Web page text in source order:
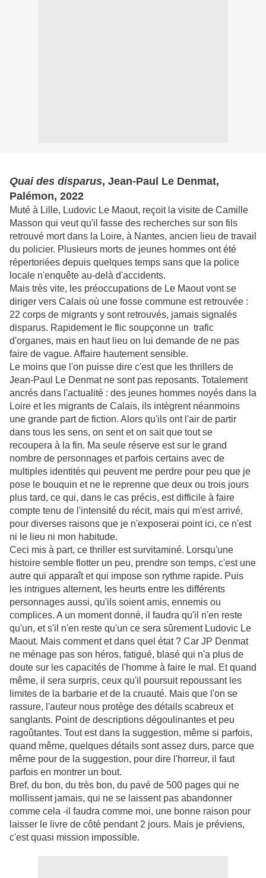
Quai des disparus, Jean-Paul Le Denmat,
Palémon, 2022
Muté à Lille, Ludovic Le Maout, reçoit la visite de Camille
Masson qui veut qu'il fasse des recherches sur son fils
retrouvé mort dans la Loire, à Nantes, ancien lieu de travail
du policier. Plusieurs morts de jeunes hommes ont été
répertoriées depuis quelques temps sans que la police
locale n'enquête au-delà d'accidents.
Mais très vite, les préoccupations de Le Maout vont se
diriger vers Calais où une fosse commune est retrouvée :
22 corps de migrants y sont retrouvés, jamais signalés
disparus. Rapidement le flic soupçonne un trafic
d'organes, mais en haut lieu on lui demande de ne pas
faire de vague. Affaire hautement sensible.
Le moins que l'on puisse dire c'est que les thrillers de
Jean-Paul Le Denmat ne sont pas reposants. Totalement
ancrés dans l'actualité : des jeunes hommes noyés dans la
Loire et les migrants de Calais, ils intègrent néanmoins
une grande part de fiction. Alors qu'ils ont l'air de partir
dans tous les sens, on sent et on sait que tout se
recoupera à la fin. Ma seule réserve est sur le grand
nombre de personnages et parfois certains avec de
multiples identités qui peuvent me perdre pour peu que je
pose le bouquin et ne le reprenne que deux ou trois jours
plus tard, ce qui, dans le cas précis, est difficile à faire
compte tenu de l'intensité du récit, mais qui m'est arrivé,
pour diverses raisons que je n'exposerai point ici, ce n'est
ni le lieu ni mon habitude.
Ceci mis à part, ce thriller est survitaminé. Lorsqu'une
histoire semble flotter un peu, prendre son temps, c'est une
autre qui apparaît et qui impose son rythme rapide. Puis
les intrigues alternent, les heurts entre les différents
personnages aussi, qu'ils soient amis, ennemis ou
complices. A un moment donné, il faudra qu'il n'en reste
qu'un, et s'il n'en reste qu'un ce sera sûrement Ludovic Le
Maout. Mais comment et dans quel état ? Car JP Denmat
ne ménage pas son héros, fatigué, blasé qui n'a plus de
doute sur les capacités de l'homme à faire le mal. Et quand
même, il sera surpris, ceux qu'il poursuit repoussant les
limites de la barbarie et de la cruauté. Mais que l'on se
rassure, l'auteur nous protège des détails scabreux et
sanglants. Point de descriptions dégoulinantes et peu
ragoûtantes. Tout est dans la suggestion, même si parfois,
quand même, quelques détails sont assez durs, parce que
même pour de la suggestion, pour dire l'horreur, il faut
parfois en montrer un bout.
Bref, du bon, du très bon, du pavé de 500 pages qui ne
mollissent jamais, qui ne se laissent pas abandonner
comme cela -il faudra comme moi, une bonne raison pour
laisser le livre de côté pendant 2 jours. Mais je préviens,
c'est quasi mission impossible.